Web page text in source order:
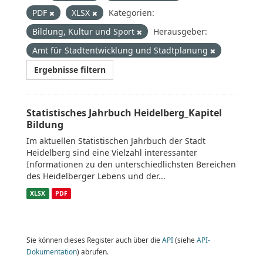
PDF
XLSX
Kategorien:
Bildung, Kultur und Sport
Herausgeber:
Amt für Stadtentwicklung und Stadtplanung
Ergebnisse filtern
Statistisches Jahrbuch Heidelberg_Kapitel
Bildung
Im aktuellen Statistischen Jahrbuch der Stadt
Heidelberg sind eine Vielzahl interessanter
Informationen zu den unterschiedlichsten Bereichen
des Heidelberger Lebens und der...
XLSX PDF
Sie können dieses Register auch über die API(siehe API-
Dokumentation) abrufen.